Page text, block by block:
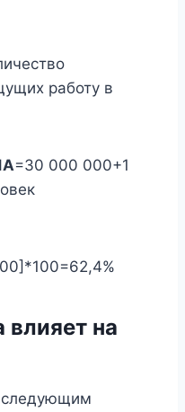
работу в
=30 000 000+1
влияет на
следующим